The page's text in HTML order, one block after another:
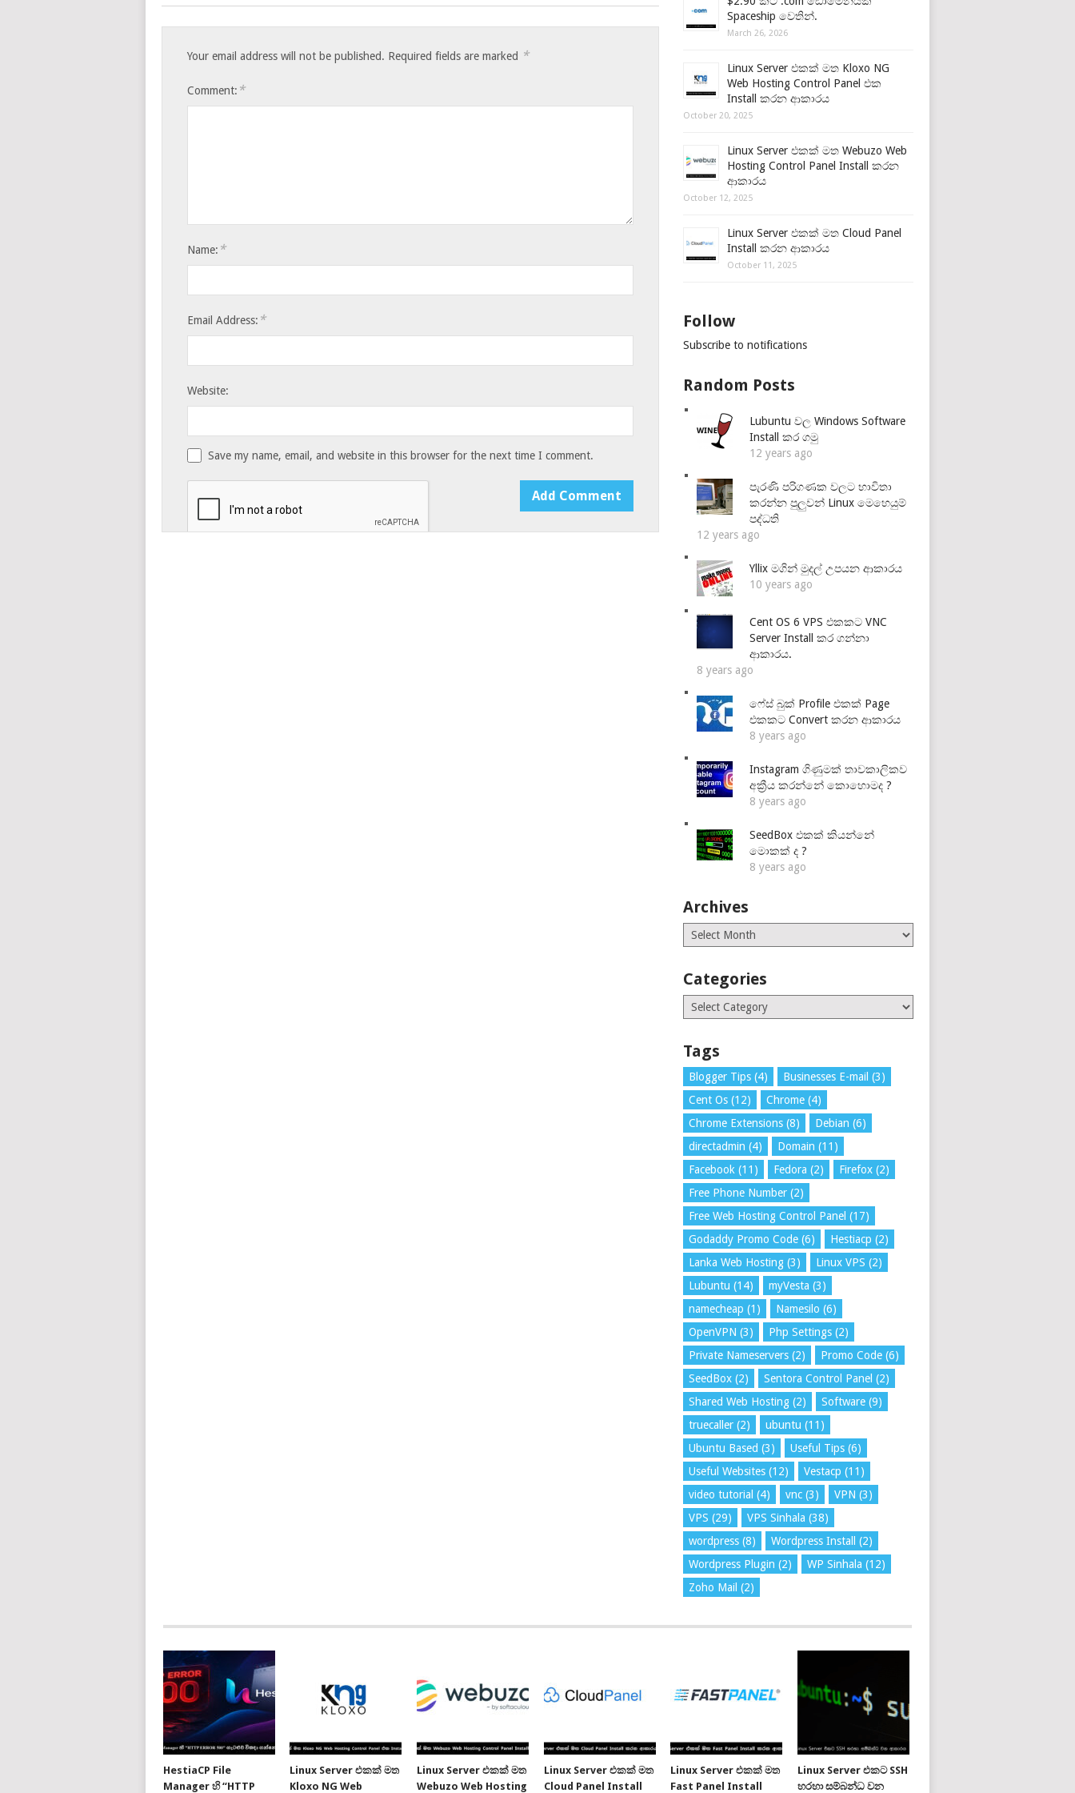
Your email address will not be published. Required fields are marked *
Comment: *
Name: *
Email Address: *
Website:
Save my name, email, and website in this browser for the next time I comment.
Spaceship වෙතින්.
March 26, 2026
Linux Server එකක් මත Kloxo NG
Web Hosting Control Panel එක
Install කරන ආකාරය
October 20, 2025
Linux Server එකක් මත Webuzo Web
Hosting Control Panel Install කරන
ආකාරය
October 12, 2025
Linux Server එකක් මත Cloud Panel
Install කරන ආකාරය
October 11, 2025
Follow
Subscribe to notifications
Random Posts
Lubuntu වල Windows Software
Install කර ගමු
12 years ago
පැරණි පරිගණක වලට භාවිතා
කරන්න පුලුවන් Linux මෙහෙයුම්
පද්ධති
12 years ago
Yllix මගින් මුදල් උපයන ආකාරය
10 years ago
Cent OS 6 VPS එකකට VNC
Server Install කර ගන්නා
ආකාරය.
8 years ago
ෆේස් බුක් Profile එකක් Page
එකකට Convert කරන ආකාරය
8 years ago
Instagram ගිණුමක් තාවකාලිකව
අක්‍රීය කරන්නේ කොහොමද ?
8 years ago
SeedBox එකක් කියන්නේ
මොකක් ද ?
8 years ago
Archives
Archives
Categories
Categories
Tags
Blogger Tips (4) Businesses E-mail (3)
Cent Os (12) Chrome (4)
Chrome Extensions (8) Debian (6)
directadmin (4) Domain (11)
Facebook (11) Fedora (2) Firefox (2)
Free Phone Number (2)
Free Web Hosting Control Panel (17)
Godaddy Promo Code (6) Hestiacp (2)
Lanka Web Hosting (3) Linux VPS (2)
Lubuntu (14) myVesta (3)
namecheap (1) Namesilo (6)
OpenVPN (3) Php Settings (2)
Private Nameservers (2) Promo Code (6)
SeedBox (2) Sentora Control Panel (2)
Shared Web Hosting (2) Software (9)
truecaller (2) ubuntu (11)
Ubuntu Based (3) Useful Tips (6)
Useful Websites (12) Vestacp (11)
video tutorial (4) vnc (3) VPN (3)
VPS (29) VPS Sinhala (38)
wordpress (8) Wordpress Install
(2)
Wordpress Plugin (2) WP Sinhala (12)
Zoho Mail (2)
HestiaCP File
Manager හි “HTTP
Linux Server එකක් මත
Kloxo NG Web
Linux Server එකක් මත
Webuzo Web Hosting
Linux Server එකක් මත
Cloud Panel Install
Linux Server එකක් මත
Fast Panel Install
Linux Server එකට SSH
හරහා සම්බන්ධ වන